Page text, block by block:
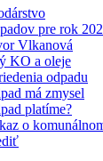
pre rok
Vlkanová
KO a oleje
odpadu
má zmysel
platíme?
o